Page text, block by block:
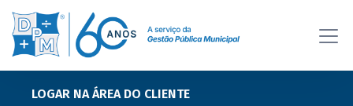
LOGAR NA ÁREA DO CLIENTE